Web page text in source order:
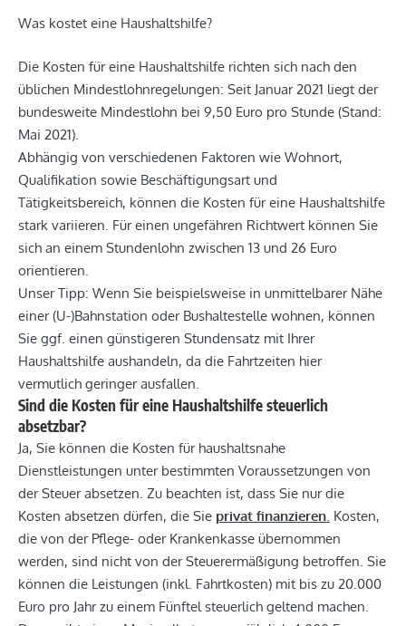
Was kostet eine Haushaltshilfe?
Die Kosten für eine Haushaltshilfe richten sich nach den
üblichen Mindestlohnregelungen: Seit Januar 2021 liegt der
bundesweite Mindestlohn bei 9,50 Euro pro Stunde (Stand:
Mai 2021).
Abhängig von verschiedenen Faktoren wie Wohnort,
Qualifikation sowie Beschäftigungsart und
Tätigkeitsbereich, können die Kosten für eine Haushaltshilfe
stark variieren. Für einen ungefähren Richtwert können Sie
sich an einem Stundenlohn zwischen 13 und 26 Euro
orientieren.
Unser Tipp: Wenn Sie beispielsweise in unmittelbarer Nähe
einer (U-)Bahnstation oder Bushaltestelle wohnen, können
Sie ggf. einen günstigeren Stundensatz mit Ihrer
Haushaltshilfe aushandeln, da die Fahrtzeiten hier
vermutlich geringer ausfallen.
Sind die Kosten für eine Haushaltshilfe steuerlich
absetzbar?
Ja, Sie können die Kosten für haushaltsnahe
Dienstleistungen unter bestimmten Voraussetzungen von
der Steuer absetzen. Zu beachten ist, dass Sie nur die
Kosten absetzen dürfen, die Sie privat finanzieren Kosten,
die von der Pflege- oder Krankenkasse übernommen
werden, sind nicht von der Steuerermäßigung betroffen. Sie
können die Leistungen (inkl. Fahrtkosten) mit bis zu 20.000
Euro pro Jahr zu einem Fünftel steuerlich geltend machen.